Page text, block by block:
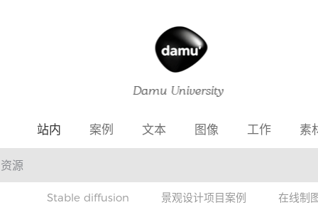
站内 案例 文本 图像 工作 素
Stable diffusion 景观设计项目案例 在线制